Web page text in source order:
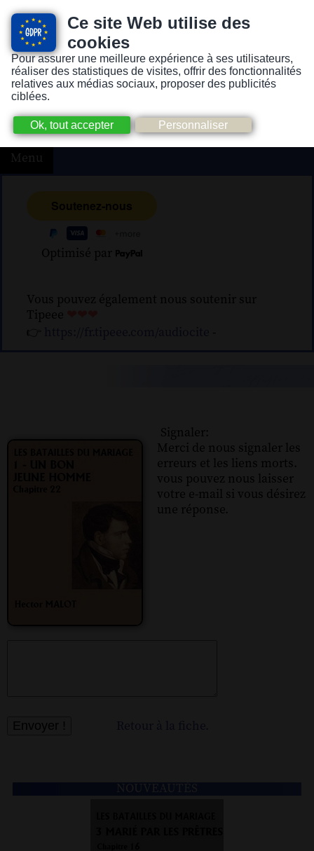
Ce site Web utilise des
cookies
Pour assurer une meilleure expérience à ses utilisateurs,
réaliser des statistiques de visites, offrir des fonctionnalités
relatives aux médias sociaux, proposer des publicités
ciblées.
Version pour personnes mal-voyantes ou non-voyantes
Menu
Optimisé par
Vous pouvez également nous soutenir sur
Tipeee
👉
-
Signaler:
Merci de nous signaler les
erreurs et les liens morts.
vous pouvez nous laisser
votre e-mail si vous désirez
une réponse.